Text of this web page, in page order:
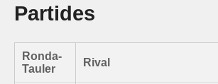
Partides
Ronda-
Tauler
Rival